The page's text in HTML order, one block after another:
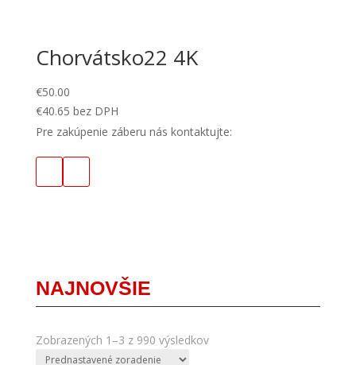
Chorvátsko22 4K
€50.00
€40.65 bez DPH
Pre zakúpenie záberu nás kontaktujte:
NAJNOVŠIE
Zobrazených 1–3 z 990 výsledkov